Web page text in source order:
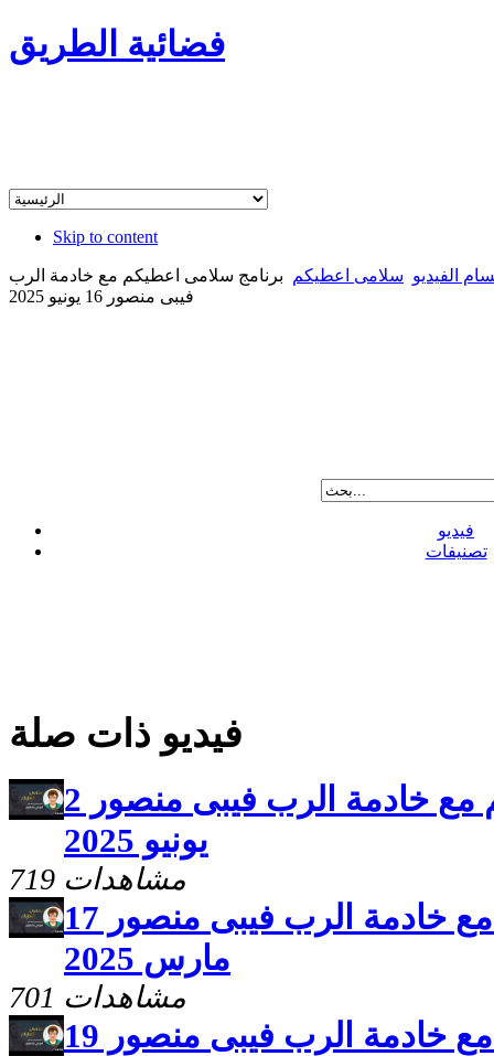
فضائية الطريق
Skip to content
الفيديو سلامى اعطيكم
برنامج سلامى اعطيكم مع خادمة الرب
فيبى منصور 16 يونيو 2025
فيديو
تصنيفات
فيديو ذات صلة
برنامج سلامى اعطيكم مع خادمة الرب فيبى منصور 2
يونيو 2025
719 مشاهدات
برنامج سلامى اعطيكم مع خادمة الرب فيبى منصور 17
مارس 2025
701 مشاهدات
برنامج سلامى اعطيكم مع خادمة الرب فيبى منصور 19